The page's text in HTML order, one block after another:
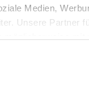
Medien,
Unsere Partner
sie im Rahmen